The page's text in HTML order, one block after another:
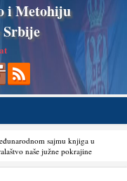
i Metohiju
Srbije
sajmu knjiga u
naše južne pokrajine